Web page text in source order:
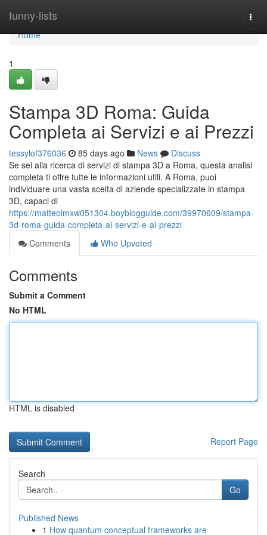
funny-lists
Home
Home
1
Stampa 3D Roma: Guida
Completa ai Servizi e ai Prezzi
tessylof376036 85 days ago News
Discuss
Se sei alla ricerca di servizi di stampa 3D a Roma, questa analisi
completa ti offre tutte le informazioni utili. A Roma, puoi
individuare una vasta scelta di aziende specializzate in stampa
3D, capaci di
https://matteolmxw051304.boyblogguide.com/39970609/stampa-
3d-roma-guida-completa-ai-servizi-e-ai-prezzi
Comments
Who Upvoted
Comments
Submit a Comment
No HTML
HTML is disabled
Report Page
Search
Go
Published News
1 How quantum conceptual frameworks are